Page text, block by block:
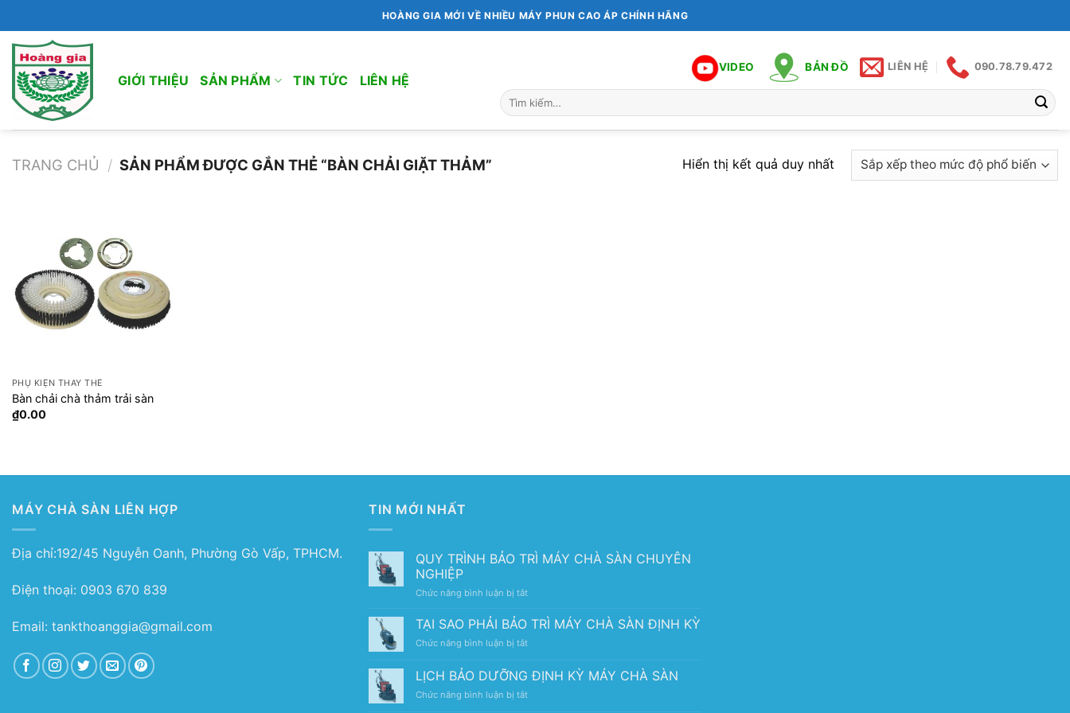
qua
nội
dung
HOÀNG GIA MỚI VỀ NHIỀU MÁY PHUN CAO ÁP CHÍNH HÃNG
GIỚI THIỆU SẢN PHẨM TIN TỨC LIÊN HỆ
VIDEO BẢN ĐỒ LIÊN HỆ 090.78.79.472
Tìm
kiếm:
TRANG CHỦ / SẢN PHẨM ĐƯỢC GẮN THẺ “BÀN CHẢI GIẶT THẢM” Hiển thị kết quả duy nhất
Add to
wishlist
PHỤ KIỆN THAY THẾ
Bàn chải chà thảm trải sàn
₫0.00
MÁY CHÀ SÀN LIÊN HỢP
Địa chỉ:192/45 Nguyễn Oanh, Phường Gò Vấp, TPHCM.
Điện thoại: 0903 670 839
Email: tankthoanggia@gmail.com
TIN MỚI NHẤT
QUY TRÌNH BẢO TRÌ MÁY CHÀ SÀN CHUYÊN
NGHIỆP
Chức năng bình luận bị tắtở
TRÌNH
TRÌ
CHÀ
CHUYÊN
TẠI SAO PHẢI BẢO TRÌ MÁY CHÀ SÀN ĐỊNH KỲ
Chức năng bình luận bị tắtở
SAO
PHẢI
BẢO
LỊCH BẢO DƯỠNG ĐỊNH KỲ MÁY CHÀ SÀN
Chức năng bình luận bị tắtở